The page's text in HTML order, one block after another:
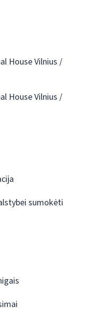
House Vilnius /
House Vilnius /
sumokėti